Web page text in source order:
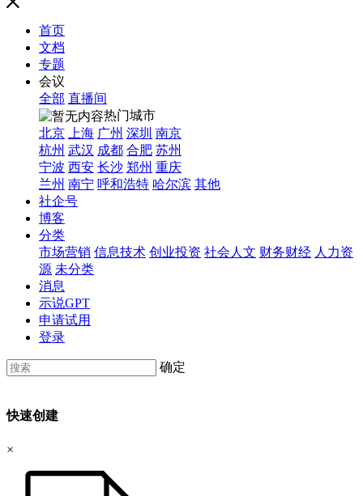
首页
文档
专题
会议
全部 直播间
热门城市
北京
上海 广州 深圳 南京
杭州 武汉 成都 合肥 苏州
宁波 西安 长沙 郑州 重庆
兰州 南宁 呼和浩特 哈尔滨 其他
社企号
博客
分类
市场营销 信息技术 创业投资 社会人文 财务财经 人力资
源 未分类
消息
示说GPT
申请试用
登录
确定
快速创建
×